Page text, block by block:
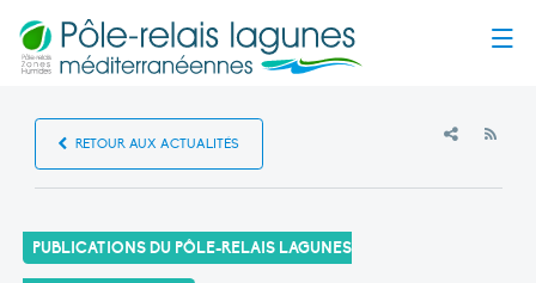
RETOUR AUX ACTUALITÉS
PUBLICATIONS DU PÔLE-RELAIS LAGUNES